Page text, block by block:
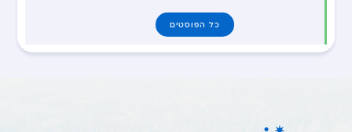
כל הפוסטים